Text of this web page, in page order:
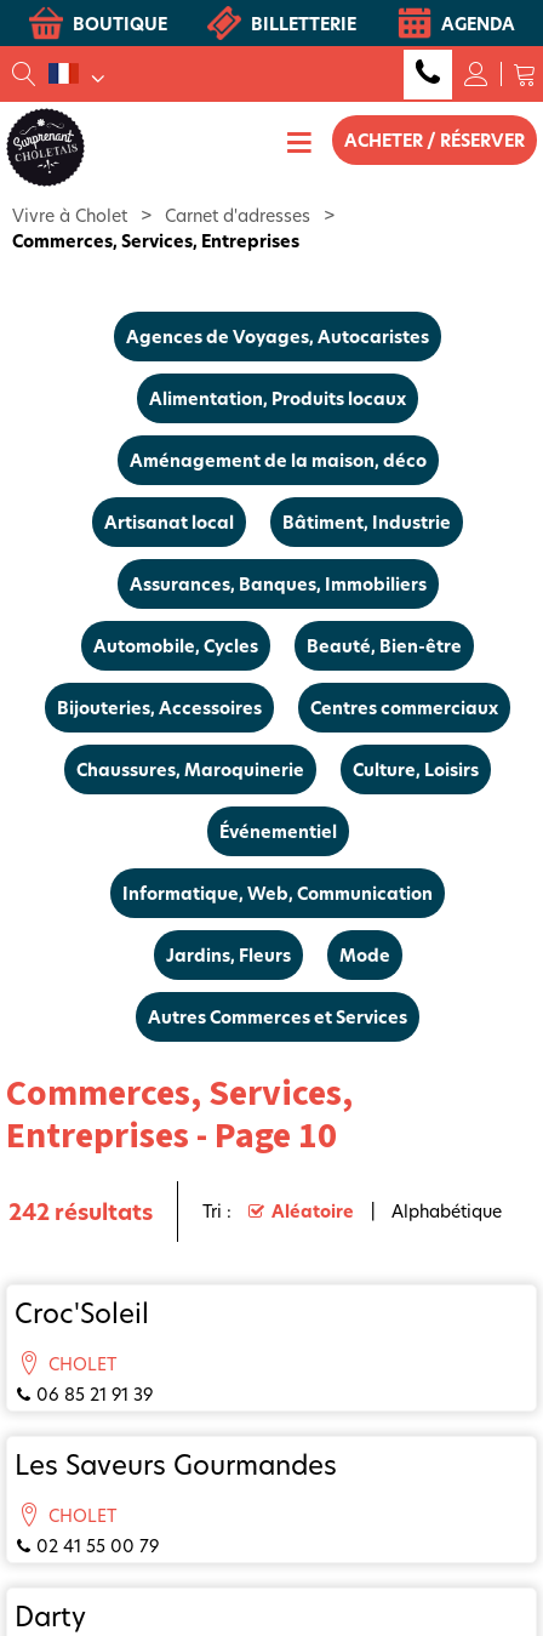
BOUTIQUE BILLETTERIE AGENDA
ACHETER / RÉSERVER
Vivre à Cholet > Carnet d'adresses
>
Commerces, Services, Entreprises
Agences de Voyages, Autocaristes
Alimentation, Produits locaux
Aménagement de la maison, déco
Artisanat local Bâtiment, Industrie
Assurances, Banques, Immobiliers
Automobile, Cycles Beauté, Bien-être
Bijouteries, Accessoires Centres commerciaux
Chaussures, Maroquinerie Culture, Loisirs
Événementiel
Informatique, Web, Communication
Jardins, Fleurs Mode
Autres Commerces et Services
Commerces, Services,
Entreprises - Page 10
242 résultats Tri : Aléatoire Alphabétique
Croc'Soleil
CHOLET
06 85 21 91 39
Les Saveurs Gourmandes
CHOLET
02 41 55 00 79
Darty